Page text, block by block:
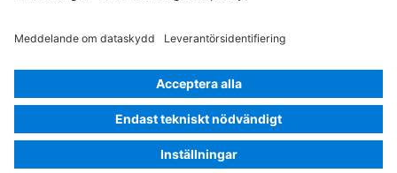
Rescue Card Van Version 07/2026 03.4 ID-Nr.: 447.813
Välj språk
© 2026Mercedes-Benz AG
Leverantörsnamn
Inställningar för cookies
Sekretess
Juridisk information